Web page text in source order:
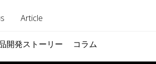
Article
開発ストーリー コラム